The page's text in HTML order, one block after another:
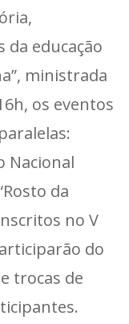
da educação
ministrada
os eventos
Nacional
da
no V
do
trocas de